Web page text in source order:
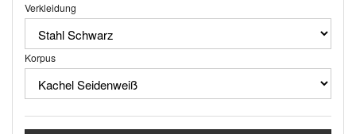
Verkleidung
Korpus